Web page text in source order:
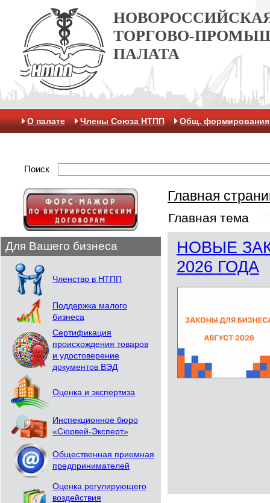
ТОРГОВО-
ПАЛАТА
О палате Члены Союза НТПП Общ. формирования
Поиск
Для Вашего бизнеса
Членство в НТПП
Поддержка малого
бизнеса
Сертификация
происхождения товаров
и удостоверение
документов ВЭД
Оценка и экспертиза
Инспекционное бюро
«Сюрвей-Эксперт»
Общественная приемная
предпринимателей
Оценка регулирующего
воздействия
Главная
Главная тема
НОВЫЕ
2026 ГОДА